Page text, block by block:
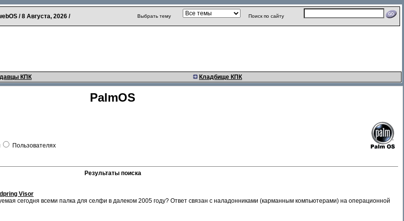
/8 Августа, 2026 / Выбрать тему Поиск по сайту
КПК Кладбище КПК
PalmOS
Пользователях
Результаты поиска
Visor
сегодня всеми палка для селфи в далеком 2005 году? Ответ связан с наладонниками (карманным компьютерами) на операционной